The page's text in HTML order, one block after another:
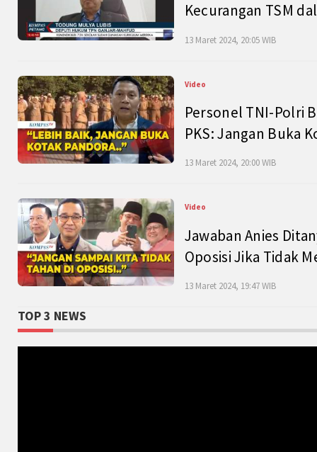
Kecurangan TSM
13 Maret 2024, 20:05 WIB
Video
Personel TNI-Polri
PKS: Jangan Buka
13 Maret 2024, 20:00 WIB
Video
Jawaban Anies
Oposisi Jika Tidak
13 Maret 2024, 19:47 WIB
TOP 3 NEWS